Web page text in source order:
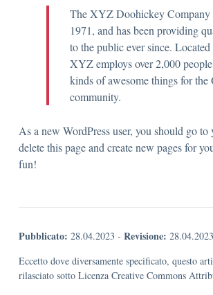
The XYZ Doohickey Company
1971, and has been providing
to the public ever since.
XYZ employs over 2,000
kinds of awesome things for the
community.
As a new WordPress user, you should go to
delete this page and create new pages for
fun!
Pubblicato: 28.04.2023 - Revisione: 28.04.2023
Eccetto dove diversamente specificato, questo
rilasciato sotto Licenza Creative Commons